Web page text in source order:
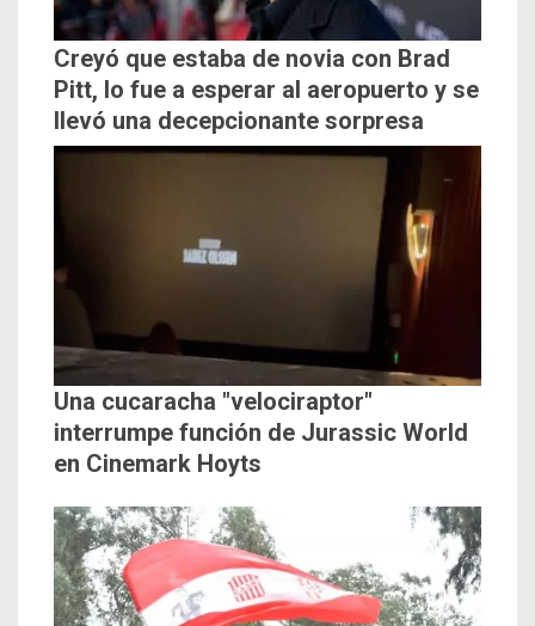
Creyó que estaba de novia con Brad
Pitt, lo fue a esperar al aeropuerto y se
llevó una decepcionante sorpresa
Una cucaracha "velociraptor"
interrumpe función de Jurassic World
en Cinemark Hoyts